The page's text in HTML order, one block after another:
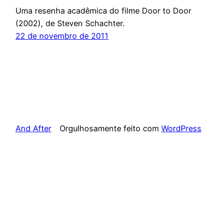
Uma resenha acadêmica do filme Door to Door
(2002), de Steven Schachter.
22 de novembro de 2011
And After Orgulhosamente feito com WordPress